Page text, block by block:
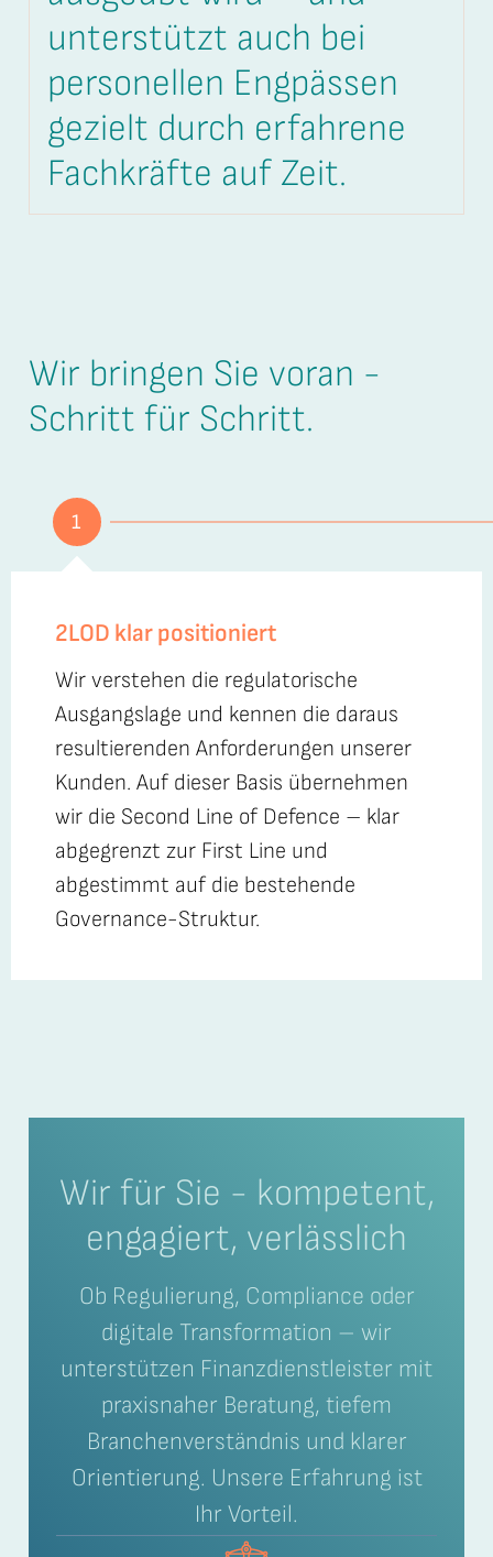
unterstützt auch bei
personellen Engpässen
gezielt durch erfahrene
Fachkräfte auf Zeit.
Wir bringen Sie voran -
Schritt für Schritt.
1
2LOD klar positioniert
Wir verstehen die regulatorische
Ausgangslage und kennen die daraus
resultierenden Anforderungen unserer
Kunden. Auf dieser Basis übernehmen
wir die Second Line of Defence – klar
abgegrenzt zur First Line und
abgestimmt auf die bestehende
Governance-Struktur.
Wir für Sie - kompetent,
engagiert, verlässlich
Ob Regulierung, Compliance oder
digitale Transformation – wir
unterstützen Finanzdienstleister mit
praxisnaher Beratung, tiefem
Branchenverständnis und klarer
Orientierung. Unsere Erfahrung ist
Ihr Vorteil.